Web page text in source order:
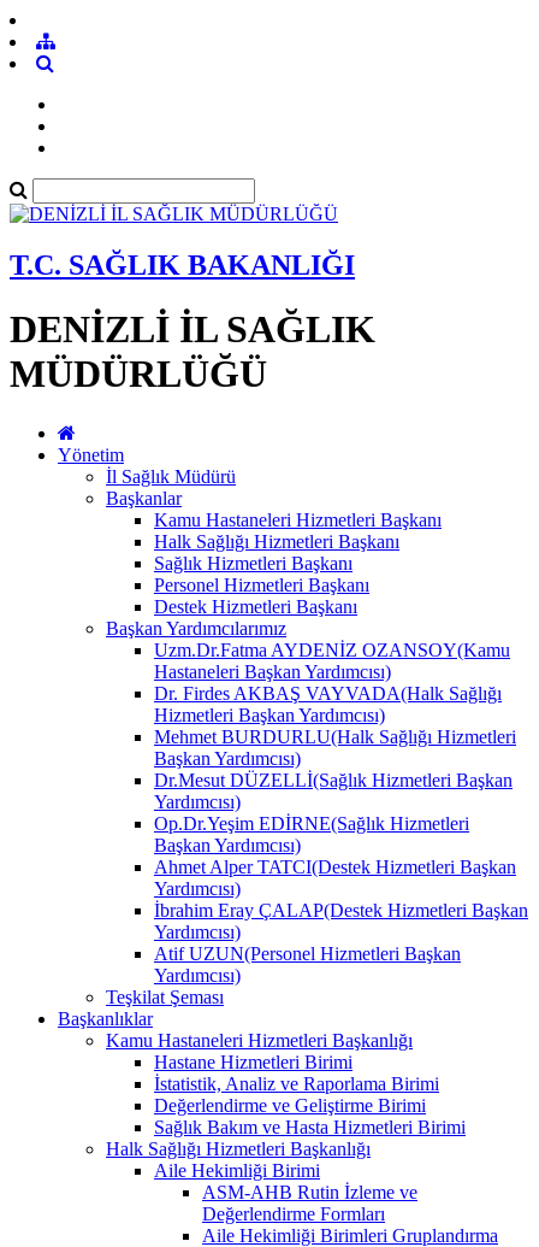
T.C. SAĞLIK BAKANLIĞI
DENİZLİ İL SAĞLIK
MÜDÜRLÜĞÜ
Yönetim
İl Sağlık Müdürü
Başkanlar
Kamu Hastaneleri Hizmetleri Başkanı
Halk Sağlığı Hizmetleri Başkanı
Sağlık Hizmetleri Başkanı
Personel Hizmetleri Başkanı
Destek Hizmetleri Başkanı
Başkan Yardımcılarımız
Uzm.Dr.Fatma AYDENİZ OZANSOY(Kamu
Hastaneleri Başkan Yardımcısı)
Dr. Firdes AKBAŞ VAYVADA(Halk Sağlığı
Hizmetleri Başkan Yardımcısı)
Mehmet BURDURLU(Halk Sağlığı Hizmetleri
Başkan Yardımcısı)
Dr.Mesut DÜZELLİ(Sağlık Hizmetleri Başkan
Yardımcısı)
Op.Dr.Yeşim EDİRNE(Sağlık Hizmetleri
Başkan Yardımcısı)
Ahmet Alper TATCI(Destek Hizmetleri Başkan
Yardımcısı)
İbrahim Eray ÇALAP(Destek Hizmetleri Başkan
Yardımcısı)
Atif UZUN(Personel Hizmetleri Başkan
Yardımcısı)
Teşkilat Şeması
Başkanlıklar
Kamu Hastaneleri Hizmetleri Başkanlığı
Hastane Hizmetleri Birimi
İstatistik, Analiz ve Raporlama Birimi
Değerlendirme ve Geliştirme Birimi
Sağlık Bakım ve Hasta Hizmetleri Birimi
Halk Sağlığı Hizmetleri Başkanlığı
Aile Hekimliği Birimi
ASM-AHB Rutin İzleme ve
Değerlendirme Formları
Aile Hekimliği Birimleri Gruplandırma